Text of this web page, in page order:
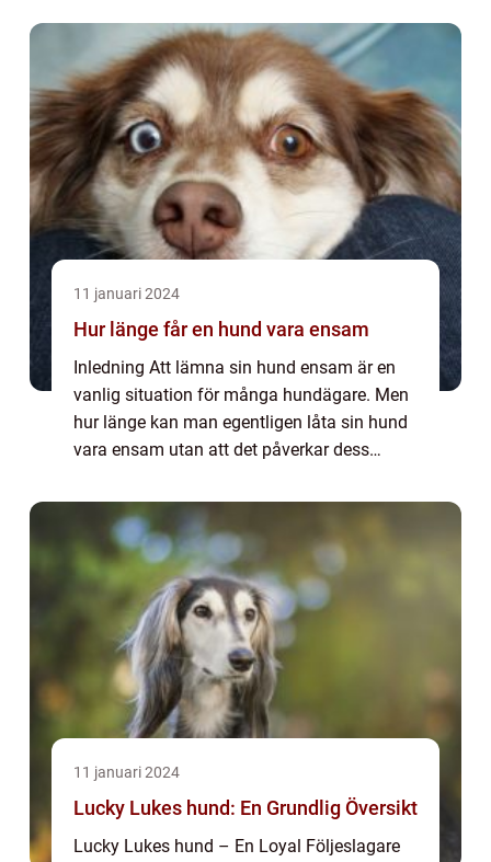
hjälp av gps-teknologi. Denna tek...
11 januari 2024
Hur länge får en hund vara ensam
Inledning Att lämna sin hund ensam är en
vanlig situation för många hundägare. Men
hur länge kan man egentligen låta sin hund
vara ensam utan att det påverkar dess
en grundlig översikt över ämnet, utforska ...
11 januari 2024
Lucky Lukes hund: En Grundlig Översikt
Lucky Lukes hund – En Loyal Följeslagare